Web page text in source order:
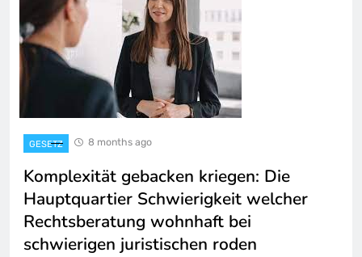
GESETZ 8 months ago
Komplexität gebacken kriegen: Die
Hauptquartier Schwierigkeit welcher
Rechtsberatung wohnhaft bei
schwierigen juristischen roden